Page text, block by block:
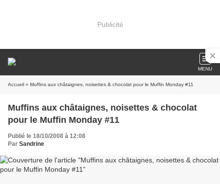
Publicité
MENU
Accueil » Muffins aux châtaignes, noisettes & chocolat pour le Muffin Monday #11
Muffins aux châtaignes, noisettes & chocolat
pour le Muffin Monday #11
Publié le 18/10/2008 à 12:08
Par Sandrine